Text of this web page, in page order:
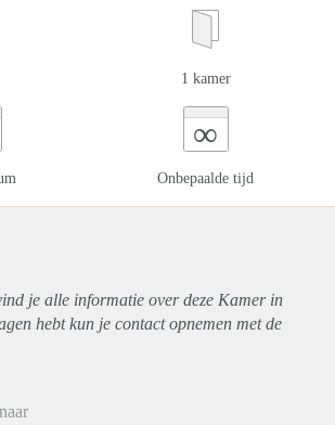
1 kamer
∞
Onbepaalde tijd
je alle informatie over deze Kamer in
hebt kun je contact opnemen met de